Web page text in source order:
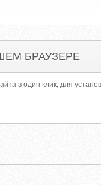
БРАУЗЕРЕ
в один клик, для